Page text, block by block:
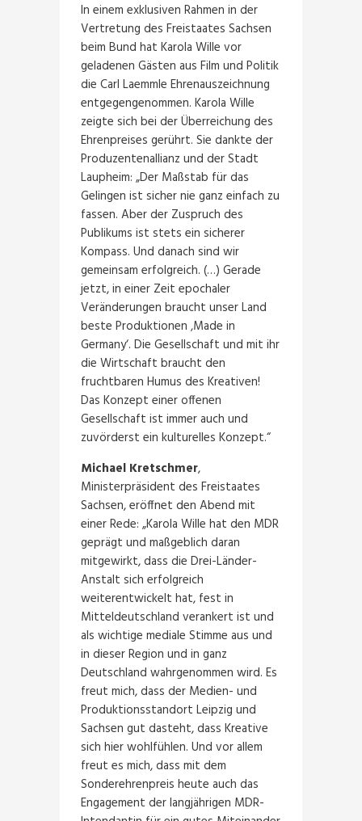
In einem exklusiven Rahmen in der
Vertretung des Freistaates Sachsen
beim Bund hat Karola Wille vor
geladenen Gästen aus Film und Politik
die Carl Laemmle Ehrenauszeichnung
entgegengenommen. Karola Wille
zeigte sich bei der Überreichung des
Ehrenpreises gerührt. Sie dankte der
Produzentenallianz und der Stadt
Laupheim: „Der Maßstab für das
Gelingen ist sicher nie ganz einfach zu
fassen. Aber der Zuspruch des
Publikums ist stets ein sicherer
Kompass. Und danach sind wir
gemeinsam erfolgreich. (…) Gerade
jetzt, in einer Zeit epochaler
Veränderungen braucht unser Land
beste Produktionen ‚Made in
Germany‘. Die Gesellschaft und mit ihr
die Wirtschaft braucht den
fruchtbaren Humus des Kreativen!
Das Konzept einer offenen
Gesellschaft ist immer auch und
zuvörderst ein kulturelles Konzept.“
Michael Kretschmer,
Ministerpräsident des Freistaates
Sachsen, eröffnet den Abend mit
einer Rede: „Karola Wille hat den MDR
geprägt und maßgeblich daran
mitgewirkt, dass die Drei-Länder-
Anstalt sich erfolgreich
weiterentwickelt hat, fest in
Mitteldeutschland verankert ist und
als wichtige mediale Stimme aus und
in dieser Region und in ganz
Deutschland wahrgenommen wird. Es
freut mich, dass der Medien- und
Produktionsstandort Leipzig und
Sachsen gut dasteht, dass Kreative
sich hier wohlfühlen. Und vor allem
freut es mich, dass mit dem
Sonderehrenpreis heute auch das
Engagement der langjährigen MDR-